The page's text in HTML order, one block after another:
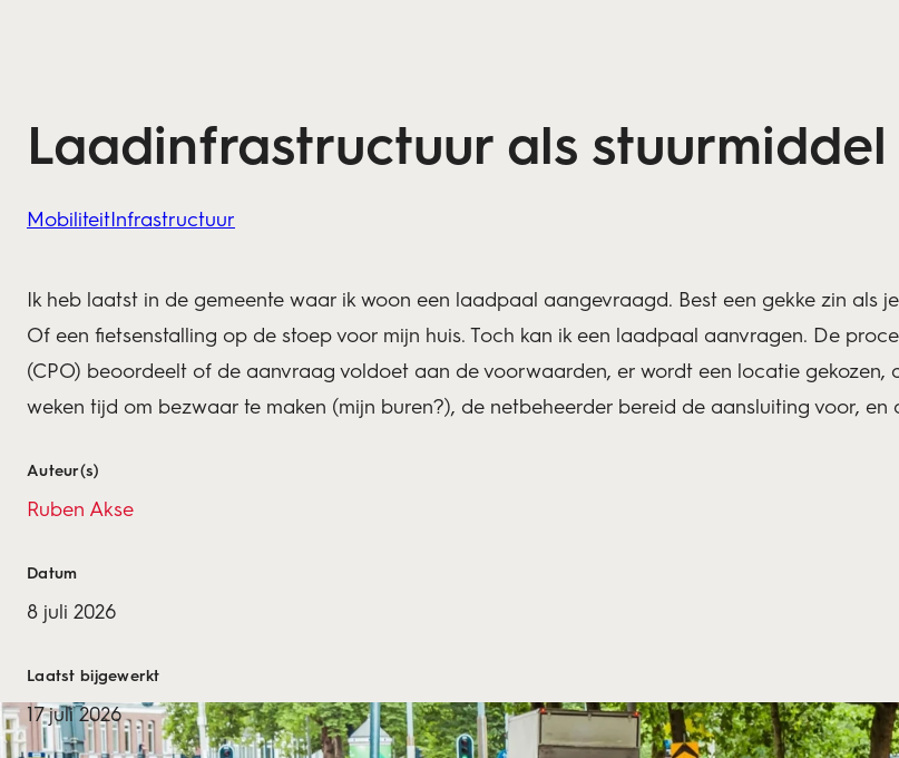
Laadinfrastructuur als
MobiliteitInfrastructuur
Ik heb laatst in de gemeente waar ik woon een laadpaal aangevraagd. Best een gekke zin als
Of een fietsenstalling op de stoep voor mijn huis. Toch kan ik een laadpaal aanvragen. De
(CPO) beoordeelt of de aanvraag voldoet aan de voorwaarden, er wordt een locatie gekozen,
weken tijd om bezwaar te maken (mijn buren?), de netbeheerder bereid de aansluiting voor,
Auteur(s)
Ruben Akse
Datum
8 juli 2026
Laatst bijgewerkt
17 juli 2026